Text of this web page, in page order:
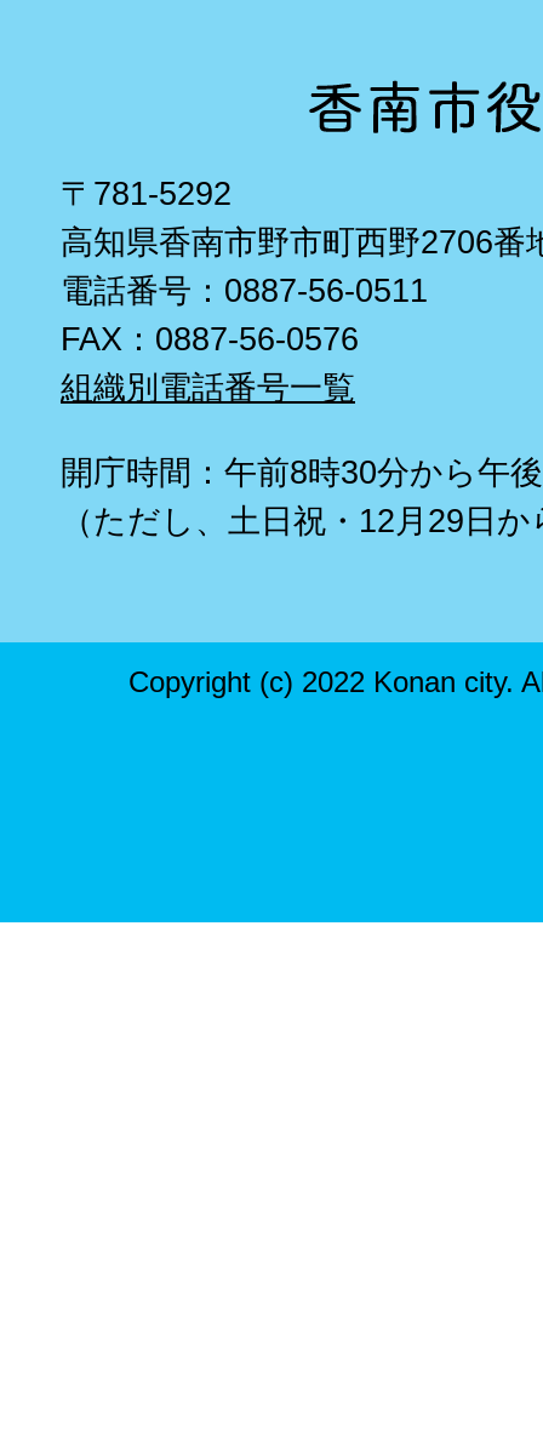
〒781-5292
高知県香南市野市町西野2706番
電話番号：0887-56-0511
FAX：0887-56-0576
組織別電話番号一覧
開庁時間：午前8時30分から午
（ただし、土日祝・12月29日
Copyright (c) 2022 Konan city.